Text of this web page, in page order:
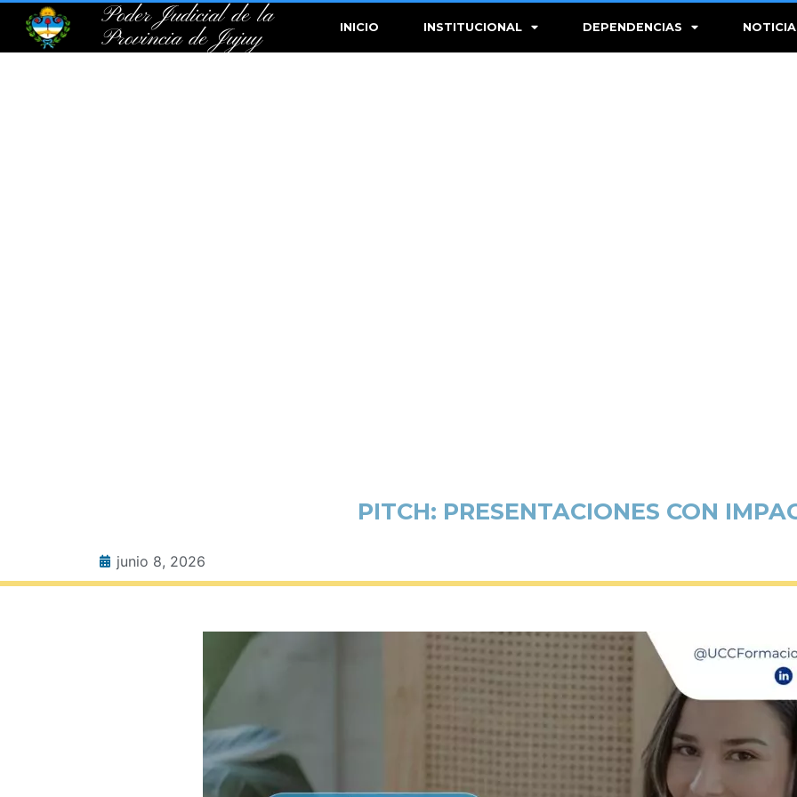
Poder Judicial de la
Provincia de Jujuy
INICIO INSTITUCIONAL DEPENDENCIAS
PITCH: PRESENTACIONES CON
junio 8, 2026